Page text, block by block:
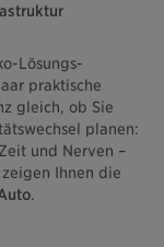
Lösungs-
praktische
gleich, ob Sie
planen:
und Nerven –
Ihnen die
.